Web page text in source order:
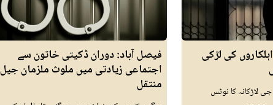
سندھ پولیس کے 6 اہلکاروں کی لڑکی
لاڑکانہ کا نوٹس
فیصل آباد: دوران ڈکیتی خاتون سے
اجتماعی زیادتی میں ملوث ملزمان جیل
منتقل